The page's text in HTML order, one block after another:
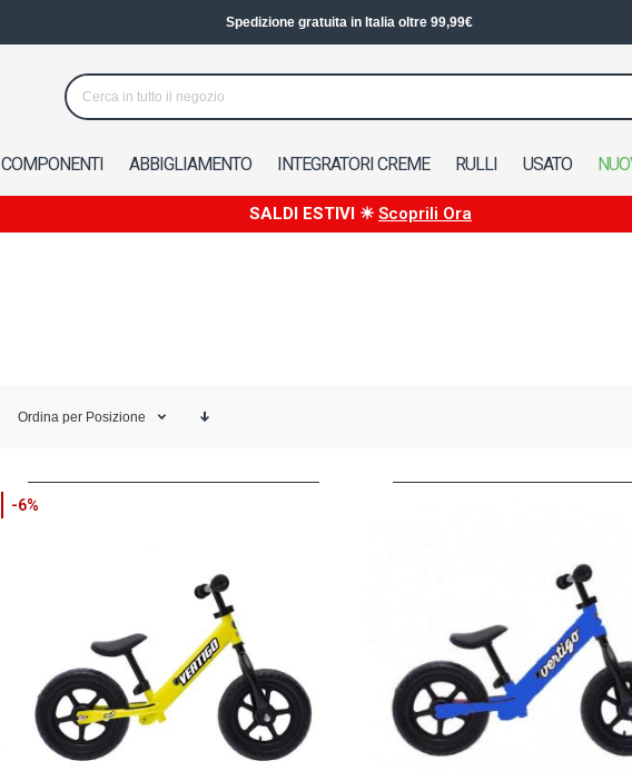
Spedizione in 24/48h in Italia
COMPONENTI ABBIGLIAMENTO INTEGRATORI CREME RULLI USATO
SALDI ESTIVI ☀ Scoprili Ora
Ordina per Posizione
-6%